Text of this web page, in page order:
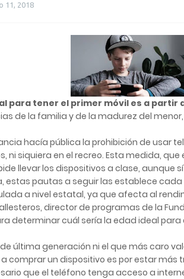
11, 2018
para tener el primer móvil es a partir
de la familia y de la madurez del menor,
hacía pública la prohibición de usar
ni siquiera en el recreo. Esta medida,
llevar los dispositivos a clase, aunque
estas pautas a seguir las establece
a nivel estatal, ya que afecta al
director de programas de la
determinar cuál sería la edad ideal para
última generación ni el que más caro
comprar un dispositivo es por estar más
que el teléfono tenga acceso a